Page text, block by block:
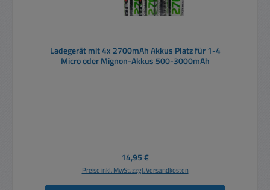
Ladegerät mit 4x 2700mAh Akkus Platz für 1-4
Micro oder Mignon-Akkus 500-3000mAh
Regulärer Preis:
14,95 €
Preise inkl. MwSt. zzgl. Versandkosten